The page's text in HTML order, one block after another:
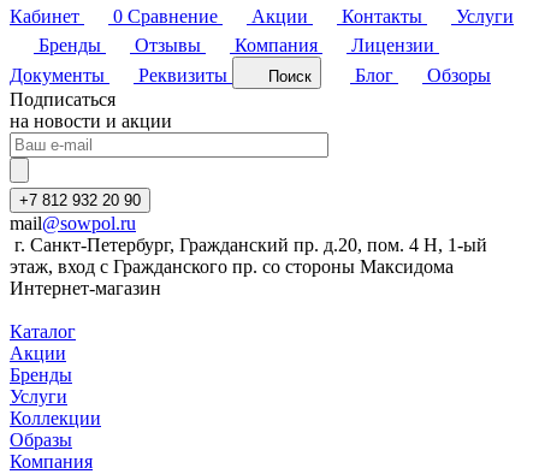
Кабинет
0 Сравнение Акции Контакты
Услуги
Бренды
Отзывы Компания
Лицензии
Документы
Реквизиты Поиск Блог
Обзоры
Подписаться
на новости и акции
+7 812 932 20 90
mail@sowpol.ru
г. Санкт-Петербург, Гражданский пр. д.20, пом. 4 Н, 1-ый
этаж, вход с Гражданского пр. со стороны Максидома
Интернет-магазин
Каталог
Акции
Бренды
Услуги
Коллекции
Образы
Компания